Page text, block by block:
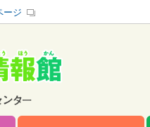
ージ